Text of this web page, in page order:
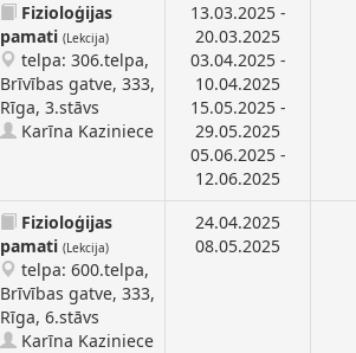
Fizioloģijas
pamati (Lekcija)
telpa: 306.telpa,
Brīvības gatve, 333,
Rīga, 3.stāvs
Karīna Kaziniece
13.03.2025 -
20.03.2025
03.04.2025 -
10.04.2025
15.05.2025 -
29.05.2025
05.06.2025 -
12.06.2025
Fizioloģijas
pamati (Lekcija)
telpa: 600.telpa,
Brīvības gatve, 333,
Rīga, 6.stāvs
Karīna Kaziniece
24.04.2025
08.05.2025